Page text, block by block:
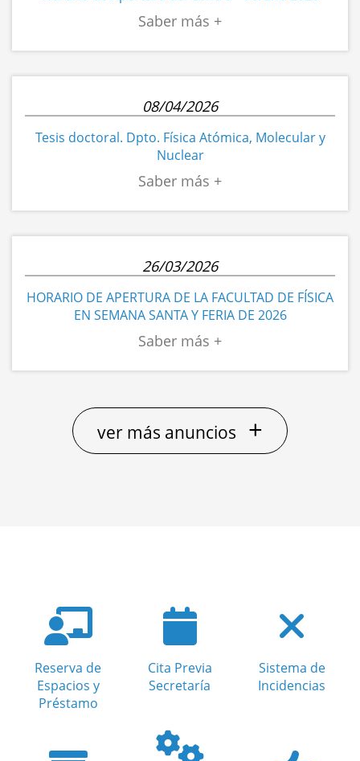
08/04/2026
Tesis doctoral. Dpto. Física Atómica, Molecular y
Nuclear
26/03/2026
HORARIO DE APERTURA DE LA FACULTAD DE FÍSICA
EN SEMANA SANTA Y FERIA DE 2026
ver más anuncios +
Reserva de
Espacios y
Préstamo
Cita Previa
Secretaría
Sistema de
Incidencias